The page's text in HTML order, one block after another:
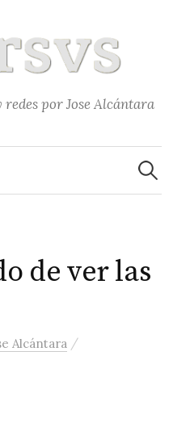
por Jose Alcántara
de ver las
Alcántara /